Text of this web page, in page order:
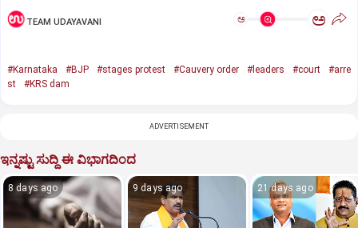
TEAM UDAYAVANI ಅ ಅ
#Karnataka #BJP #stages protest #Cauvery order #leaders #court
#arre
st
#KRS dam
ADVERTISEMENT
ಇನ್ನಷ್ಟು ಸುದ್ದಿ ಈ ವಿಭಾಗದಿಂದ
8 days ago 9 days ago 21 days ago